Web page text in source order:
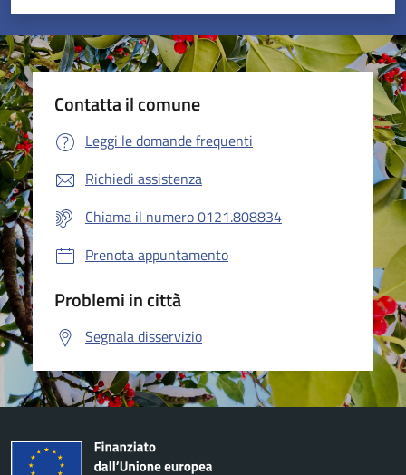
Valuta 5 stelle su 5
Valuta 4 stelle su 5
Valuta 3 stelle su 5
Valuta 2 stelle su 5
Valuta 1 stelle su 5
Contatta il comune
Leggi le domande frequenti
Richiedi assistenza
Chiama il numero 0121.808834
Prenota appuntamento
Problemi in città
Segnala disservizio